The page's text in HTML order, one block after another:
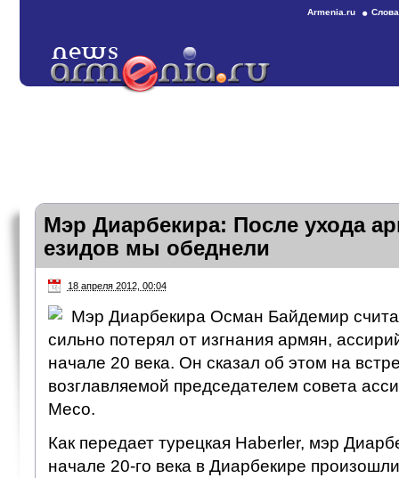
Armenia.ru
Мэр Диарбекира: После ухода
езидов мы обеднели
18 апреля 2012, 00:04
Мэр Диарбекира Осман Байдемир
сильно потерял от изгнания армян,
начале 20 века. Он сказал об этом на
возглавляемой председателем совета
Месо.
Как передает турецкая Haberler, мэр
начале 20-го века в Диарбекире